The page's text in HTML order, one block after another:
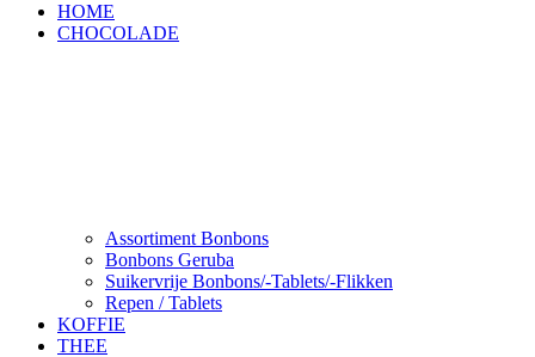
HOME
CHOCOLADE
Assortiment Bonbons
Bonbons Geruba
Suikervrije Bonbons/-Tablets/-Flikken
Repen / Tablets
KOFFIE
THEE